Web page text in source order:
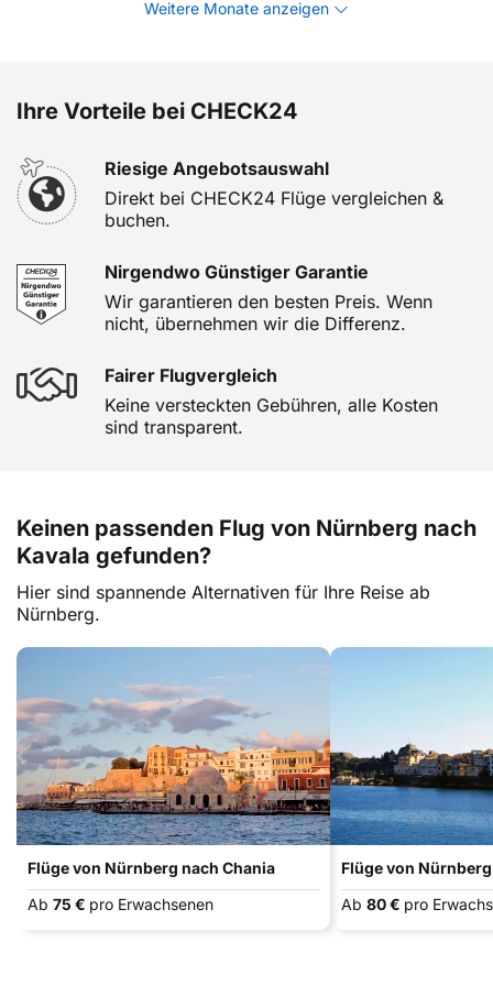
Weitere Monate anzeigen
Ihre Vorteile bei CHECK24
Riesige Angebotsauswahl
Direkt bei CHECK24 Flüge vergleichen &
buchen.
Nirgendwo Günstiger Garantie
Wir garantieren den besten Preis. Wenn
nicht, übernehmen wir die Differenz.
Fairer Flugvergleich
Keine versteckten Gebühren, alle Kosten
sind transparent.
Keinen passenden Flug von Nürnberg nach
Kavala gefunden?
Hier sind spannende Alternativen für Ihre Reise ab
Nürnberg.
Flüge von Nürnberg nach Chania
Ab 75 € pro Erwachsenen
Flüge von
Ab 80 € pro